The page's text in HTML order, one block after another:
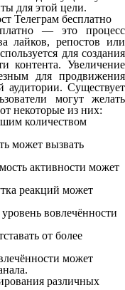
для этой цели.
Телеграм бесплатно
— это процесс
лайков, репостов или
для создания
контента. Увеличение
для продвижения
аудитории. Существует
могут желать
некоторые из них:
количеством
может вызвать
активности может
реакций может
вовлечённости
от более
может
различных